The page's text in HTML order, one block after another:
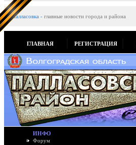
Палласовка - главные новости города и района
ГЛАВНАЯ РЕГИСТРАЦИЯ
ИНФО
Форум